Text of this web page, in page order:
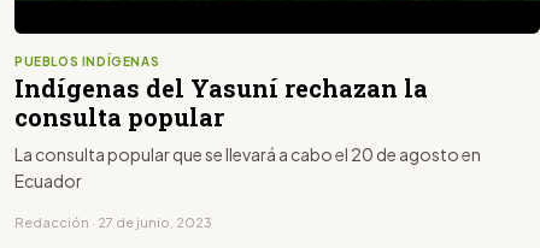
PUEBLOS INDÍGENAS
Indígenas del Yasuní rechazan la
consulta popular
La consulta popular que se llevará a cabo el 20 de agosto en
Ecuador
Redacción · 27 de junio, 2023